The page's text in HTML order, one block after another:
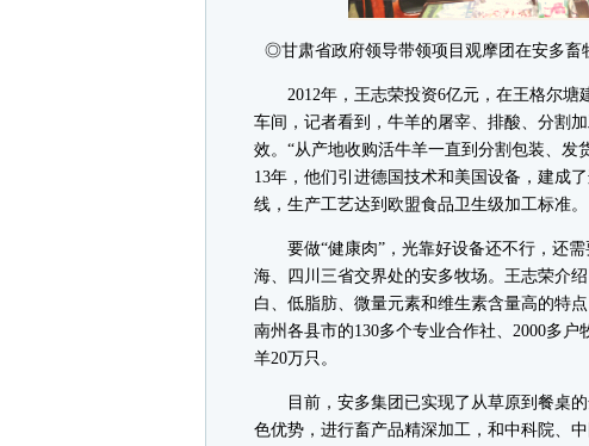
◎甘肃省政府领导带领项目观摩团在安多畜
2012年，王志荣投资6亿元，在王格尔塘
车间，记者看到，牛羊的屠宰、排酸、分割
效。“从产地收购活牛羊一直到分割包装、发
13年，他们引进德国技术和美国设备，建成
线，生产工艺达到欧盟食品卫生级加工标准。
要做“健康肉”，光靠好设备还不行，还需
海、四川三省交界处的安多牧场。王志荣介
白、低脂肪、微量元素和维生素含量高的特
南州各县市的130多个专业合作社、2000多
羊20万只。
目前，安多集团已实现了从草原到餐桌的
色优势，进行畜产品精深加工，和中科院、